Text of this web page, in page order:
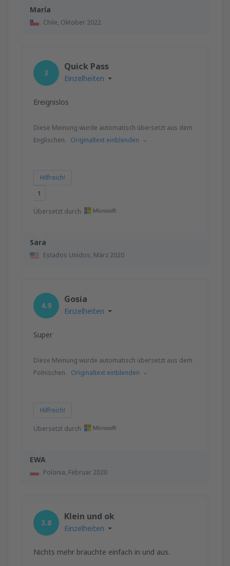
María
Chile, Oktober 2022
Sara
Estados Unidos, März 2020
3
Quick Pass
Einzelheiten
Ereignislos
Diese Meinung wurde automatisch übersetzt aus dem
Englischen. Originaltext einblenden
Hilfreich!
1
Übersetzt durch
EWA
Polonia, Februar 2020
4.9
Gosia
Einzelheiten
Super
Diese Meinung wurde automatisch übersetzt aus dem
Polnischen. Originaltext einblenden
Hilfreich!
Übersetzt durch
3.8
Klein und ok
Einzelheiten
Nichts mehr brauchte einfach in und aus.